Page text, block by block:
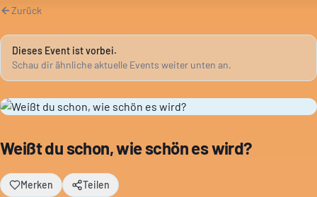
Zurück
Dieses Event ist vorbei.
Schau dir ähnliche aktuelle Events weiter unten an.
Weißt du schon, wie schön es wird?
Merken Teilen